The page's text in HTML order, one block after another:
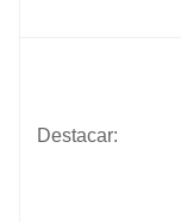
Destacar: